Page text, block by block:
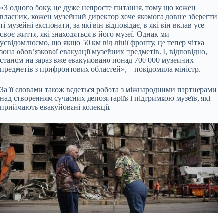
«З одного боку, це дуже непросте питання, тому що кожен
власник, кожен музейний директор хоче якомога довше зберегти
ті музейні експонати, за які він відповідає, в які він вклав усе
своє життя, які знаходяться в його музеї. Однак ми
усвідомлюємо, що якщо 50 км від лінії фронту, це тепер чітка
зона обов’язкової евакуації музейних предметів. І, відповідно,
станом на зараз вже евакуйовано понад 700 000 музейних
предметів з прифронтових областей», – повідомила міністр.
За її словами також ведеться робота з міжнародними партнерами
над створенням сучасних депозитаріїв і підтримкою музеїв, які
приймають евакуйовані колекції.